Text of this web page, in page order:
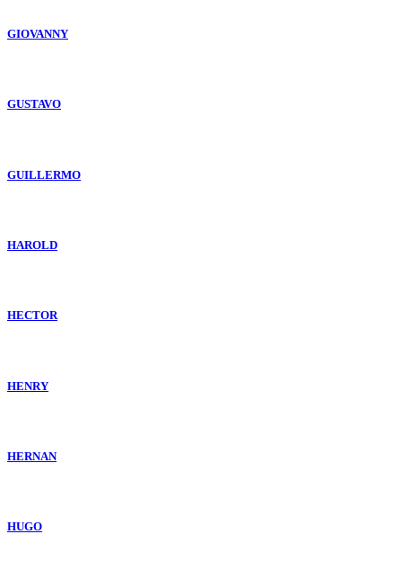
GIOVANNY
GUSTAVO
GUILLERMO
HAROLD
HECTOR
HENRY
HERNAN
HUGO